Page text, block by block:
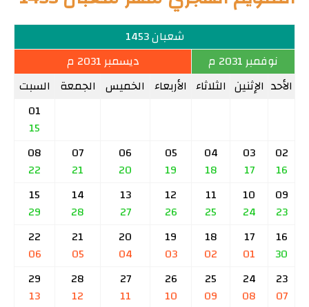
شعبان 1453
نوفمبر 2031 م
ديسمبر 2031 م
الأحد الإثنين الثلاثاء الأربعاء الخميس الجمعة السبت
01
15
02
16
03
17
04
18
05
19
06
20
07
21
08
22
09
23
10
24
11
25
12
26
13
27
14
28
15
29
16
30
17
01
18
02
19
03
20
04
21
05
22
06
23
07
24
08
25
09
26
10
27
11
28
12
29
13